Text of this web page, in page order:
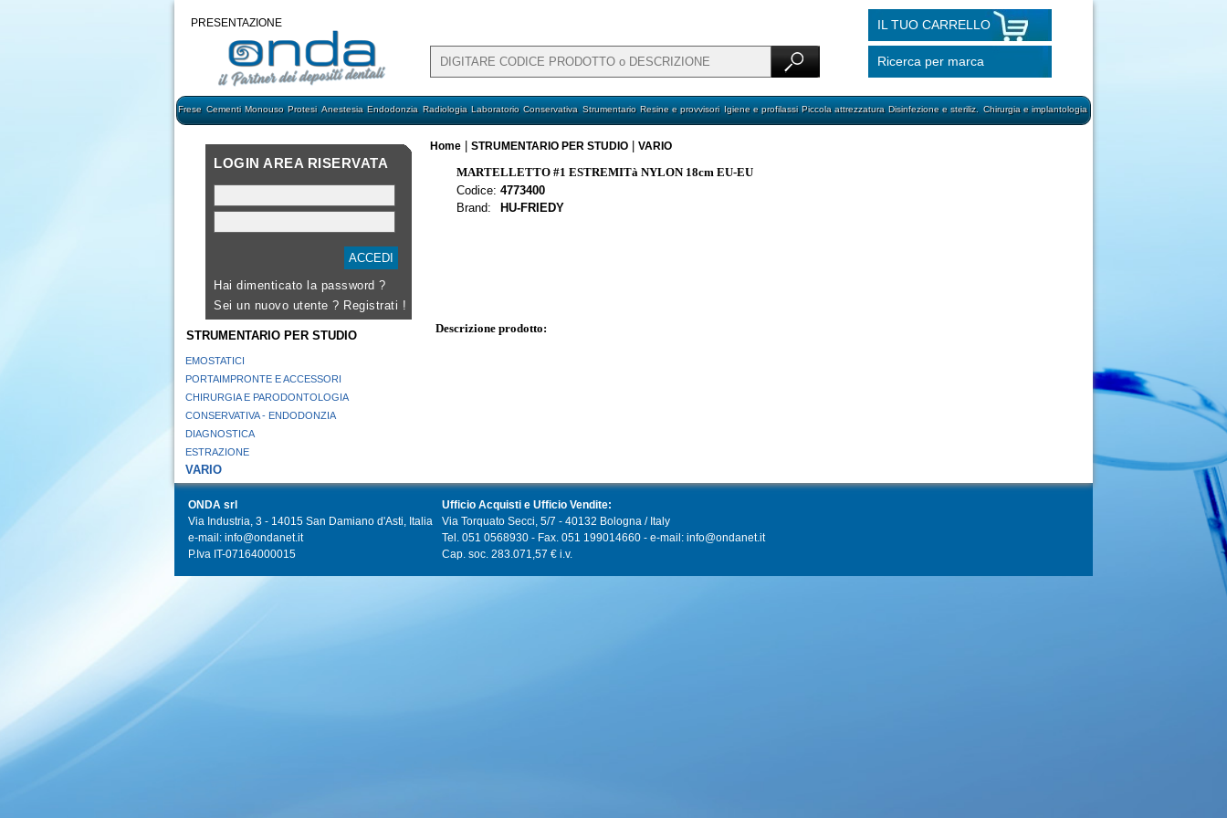
PRESENTAZIONE IL TUO CARRELLO
Ricerca per marca
Frese Cementi Monouso Protesi Anestesia Endodonzia Radiologia Laboratorio Conservativa Strumentario Resine e provvisori Igiene e profilassi Piccola attrezzatura Disinfezione e steriliz. Chirurgia e implantologia
LOGIN AREA RISERVATA
Hai dimenticato la password ?
Sei un nuovo utente ? Registrati !
STRUMENTARIO PER STUDIO
EMOSTATICI
PORTAIMPRONTE E ACCESSORI
CHIRURGIA E PARODONTOLOGIA
CONSERVATIVA - ENDODONZIA
DIAGNOSTICA
ESTRAZIONE
VARIO
Home STRUMENTARIO PER STUDIO VARIO
MARTELLETTO #1 ESTREMITà NYLON 18cm EU-EU
Codice: 4773400
Brand:
HU-FRIEDY
Descrizione prodotto:
ONDA srl
Via Industria, 3 - 14015 San Damiano d'Asti, Italia
e-mail: info@ondanet.it
P.Iva IT-07164000015
Ufficio Acquisti e Ufficio Vendite:
Via Torquato Secci, 5/7 - 40132 Bologna / Italy
Tel. 051 0568930 - Fax. 051 199014660 - e-mail: info@ondanet.it
Cap. soc. 283.071,57 € i.v.